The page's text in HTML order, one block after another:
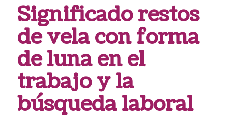
Significado restos
de vela con forma
de luna en el
trabajo y la
búsqueda laboral